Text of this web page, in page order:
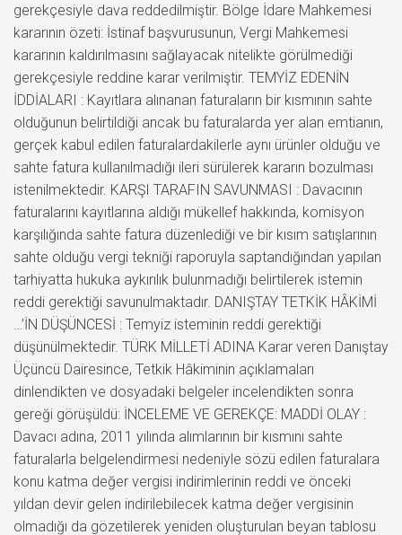
gerekçesiyle dava reddedilmiştir. Bölge İdare Mahkemesi
kararının özeti: İstinaf başvurusunun, Vergi Mahkemesi
kararının kaldırılmasını sağlayacak nitelikte görülmediği
gerekçesiyle reddine karar verilmiştir. TEMYİZ EDENİN
İDDİALARI : Kayıtlara alınanan faturaların bir kısmının sahte
olduğunun belirtildiği ancak bu faturalarda yer alan emtianın,
gerçek kabul edilen faturalardakilerle aynı ürünler olduğu ve
sahte fatura kullanılmadığı ileri sürülerek kararın bozulması
istenilmektedir. KARŞI TARAFIN SAVUNMASI : Davacının
faturalarını kayıtlarına aldığı mükellef hakkında, komisyon
karşılığında sahte fatura düzenlediği ve bir kısım satışlarının
sahte olduğu vergi tekniği raporuyla saptandığından yapılan
tarhiyatta hukuka aykırılık bulunmadığı belirtilerek istemin
reddi gerektiği savunulmaktadır. DANIŞTAY TETKİK HÂKİMİ
…’İN DÜŞÜNCESİ : Temyiz isteminin reddi gerektiği
düşünülmektedir. TÜRK MİLLETİ ADINA Karar veren Danıştay
Üçüncü Dairesince, Tetkik Hâkiminin açıklamaları
dinlendikten ve dosyadaki belgeler incelendikten sonra
gereği görüşüldü: İNCELEME VE GEREKÇE: MADDİ OLAY :
Davacı adına, 2011 yılında alımlarının bir kısmını sahte
faturalarla belgelendirmesi nedeniyle sözü edilen faturalara
konu katma değer vergisi indirimlerinin reddi ve önceki
yıldan devir gelen indirilebilecek katma değer vergisinin
olmadığı da gözetilerek yeniden oluşturulan beyan tablosu